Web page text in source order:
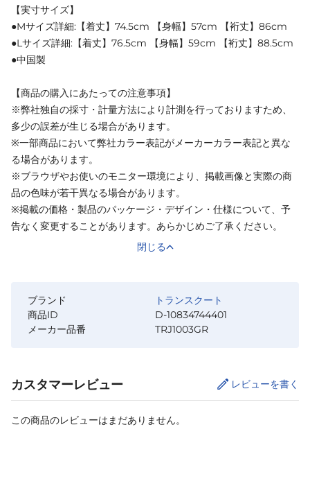
【実寸サイズ】
●Mサイズ詳細:【着丈】74.5cm 【身幅】57cm 【裄丈】86cm
●Lサイズ詳細:【着丈】76.5cm 【身幅】59cm 【裄丈】88.5cm
●中国製
【商品の購入にあたっての注意事項】
※弊社独自の採寸・計量方法により計測を行っておりますため、
多少の誤差が生じる場合があります。
※一部商品において弊社カラー表記がメーカーカラー表記と異な
る場合があります。
※ブラウザやお使いのモニター環境により、掲載画像と実際の商
品の色味が若干異なる場合があります。
※掲載の価格・製品のパッケージ・デザイン・仕様について、予
告なく変更することがあります。あらかじめご了承ください。
閉じる
ブランド
トランスクート
商品ID
D-10834744401
メーカー品番
TRJ1003GR
カスタマーレビュー レビューを書く
この商品のレビューはまだありません。